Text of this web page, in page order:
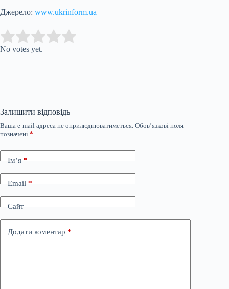
Джерело: www.ukrinform.ua
Rate this item:
No votes yet.
Залишити відповідь
Ваша e-mail адреса не оприлюднюватиметься. Обов’язкові поля
позначені *
Ім’я*
Email*
Сайт
Додати коментар *